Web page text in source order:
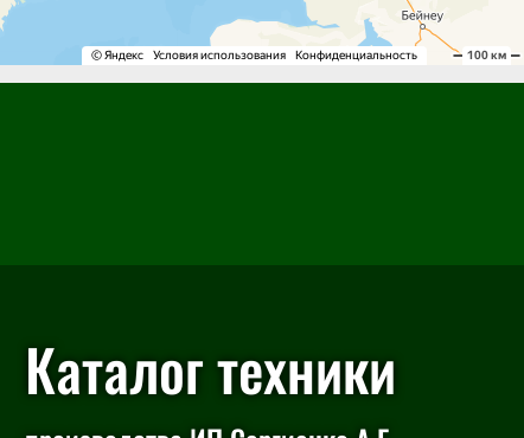
Каталог техники